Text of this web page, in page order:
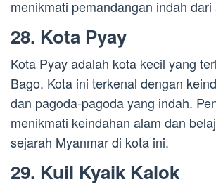
menikmati pemandangan indah
28. Kota Pyay
Kota Pyay adalah kota kecil yang
Bago. Kota ini terkenal dengan
dan pagoda-pagoda yang indah.
menikmati keindahan alam dan
sejarah Myanmar di kota ini.
29. Kuil Kyaik Kalok